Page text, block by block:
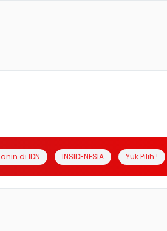
di IDN INSIDENESIA Yuk Pilih !